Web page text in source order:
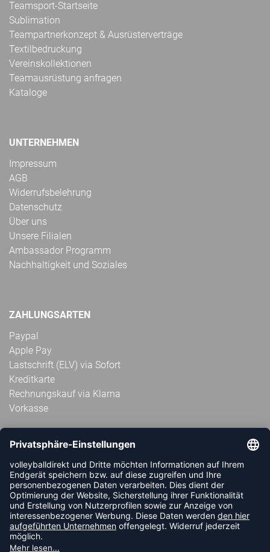
Teamsport-Startseite
Sublimation
Teampartnerkonzept & Ausrüsterverträge
Textilbedruckung
Vereinskollektionen
Teamausrüstung anfragen
Kataloge
UNTERNEHMEN
Impressum
AGB
Widerrufsbelehrung
Datenschutz
Über uns
Unsere Filialen
Ambassador Programm
Nachhaltigkeit und Soziales
ZAHLUNGSARTEN
Paypal
Apple Pay
Lastschrift (ELV) via Sofort
Kreditkarte
Rechnungskauf via Klarna
Vorkasse
ABONNIERE JETZT DEN KOSTENLOSEN
VOLLEYBALLDIREKT-NEWSLETTER UND VERPASSE KEINE
NEUIGKEIT ODER AKTION MEHR.
JETZT ANMELDEN